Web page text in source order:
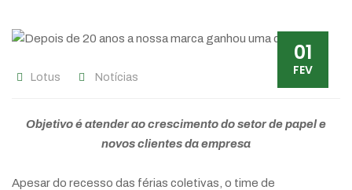
01
FEV
Lotus Notícias
Objetivo é atender ao crescimento do setor de papel e
novos clientes da empresa
Apesar do recesso das férias coletivas, o time de